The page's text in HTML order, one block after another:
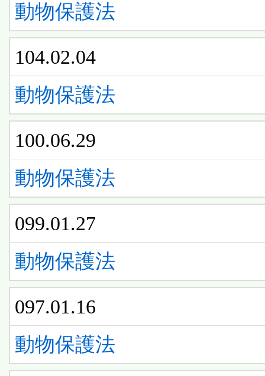
動物保護法
104.02.04
動物保護法
100.06.29
動物保護法
099.01.27
動物保護法
097.01.16
動物保護法